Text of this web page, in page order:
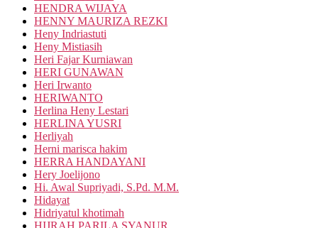
HENDRA WIJAYA
HENNY MAURIZA REZKI
Heny Indriastuti
Heny Mistiasih
Heri Fajar Kurniawan
HERI GUNAWAN
Heri Irwanto
HERIWANTO
Herlina Heny Lestari
HERLINA YUSRI
Herliyah
Herni marisca hakim
HERRA HANDAYANI
Hery Joelijono
Hi. Awal Supriyadi, S.Pd. M.M.
Hidayat
Hidriyatul khotimah
HIJRAH PARILA SYANUR